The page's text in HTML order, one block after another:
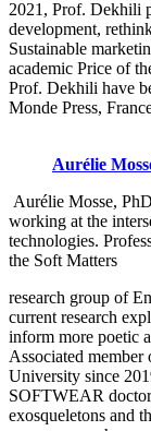
2021, Prof. Dekhili
development,
Sustainable
academic Price of
Prof. Dekhili have
Monde Press,
Aurélie
Aurélie Mosse,
working at the
technologies.
the Soft Matters
research group of
current research
inform more poetic
Associated
University since
SOFTWEAR
exosqueletons and